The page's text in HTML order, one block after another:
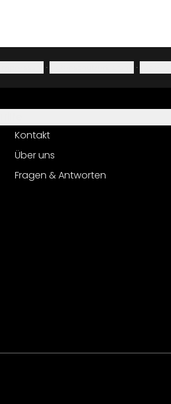
· ·
Kontakt
Über uns
Fragen & Antworten